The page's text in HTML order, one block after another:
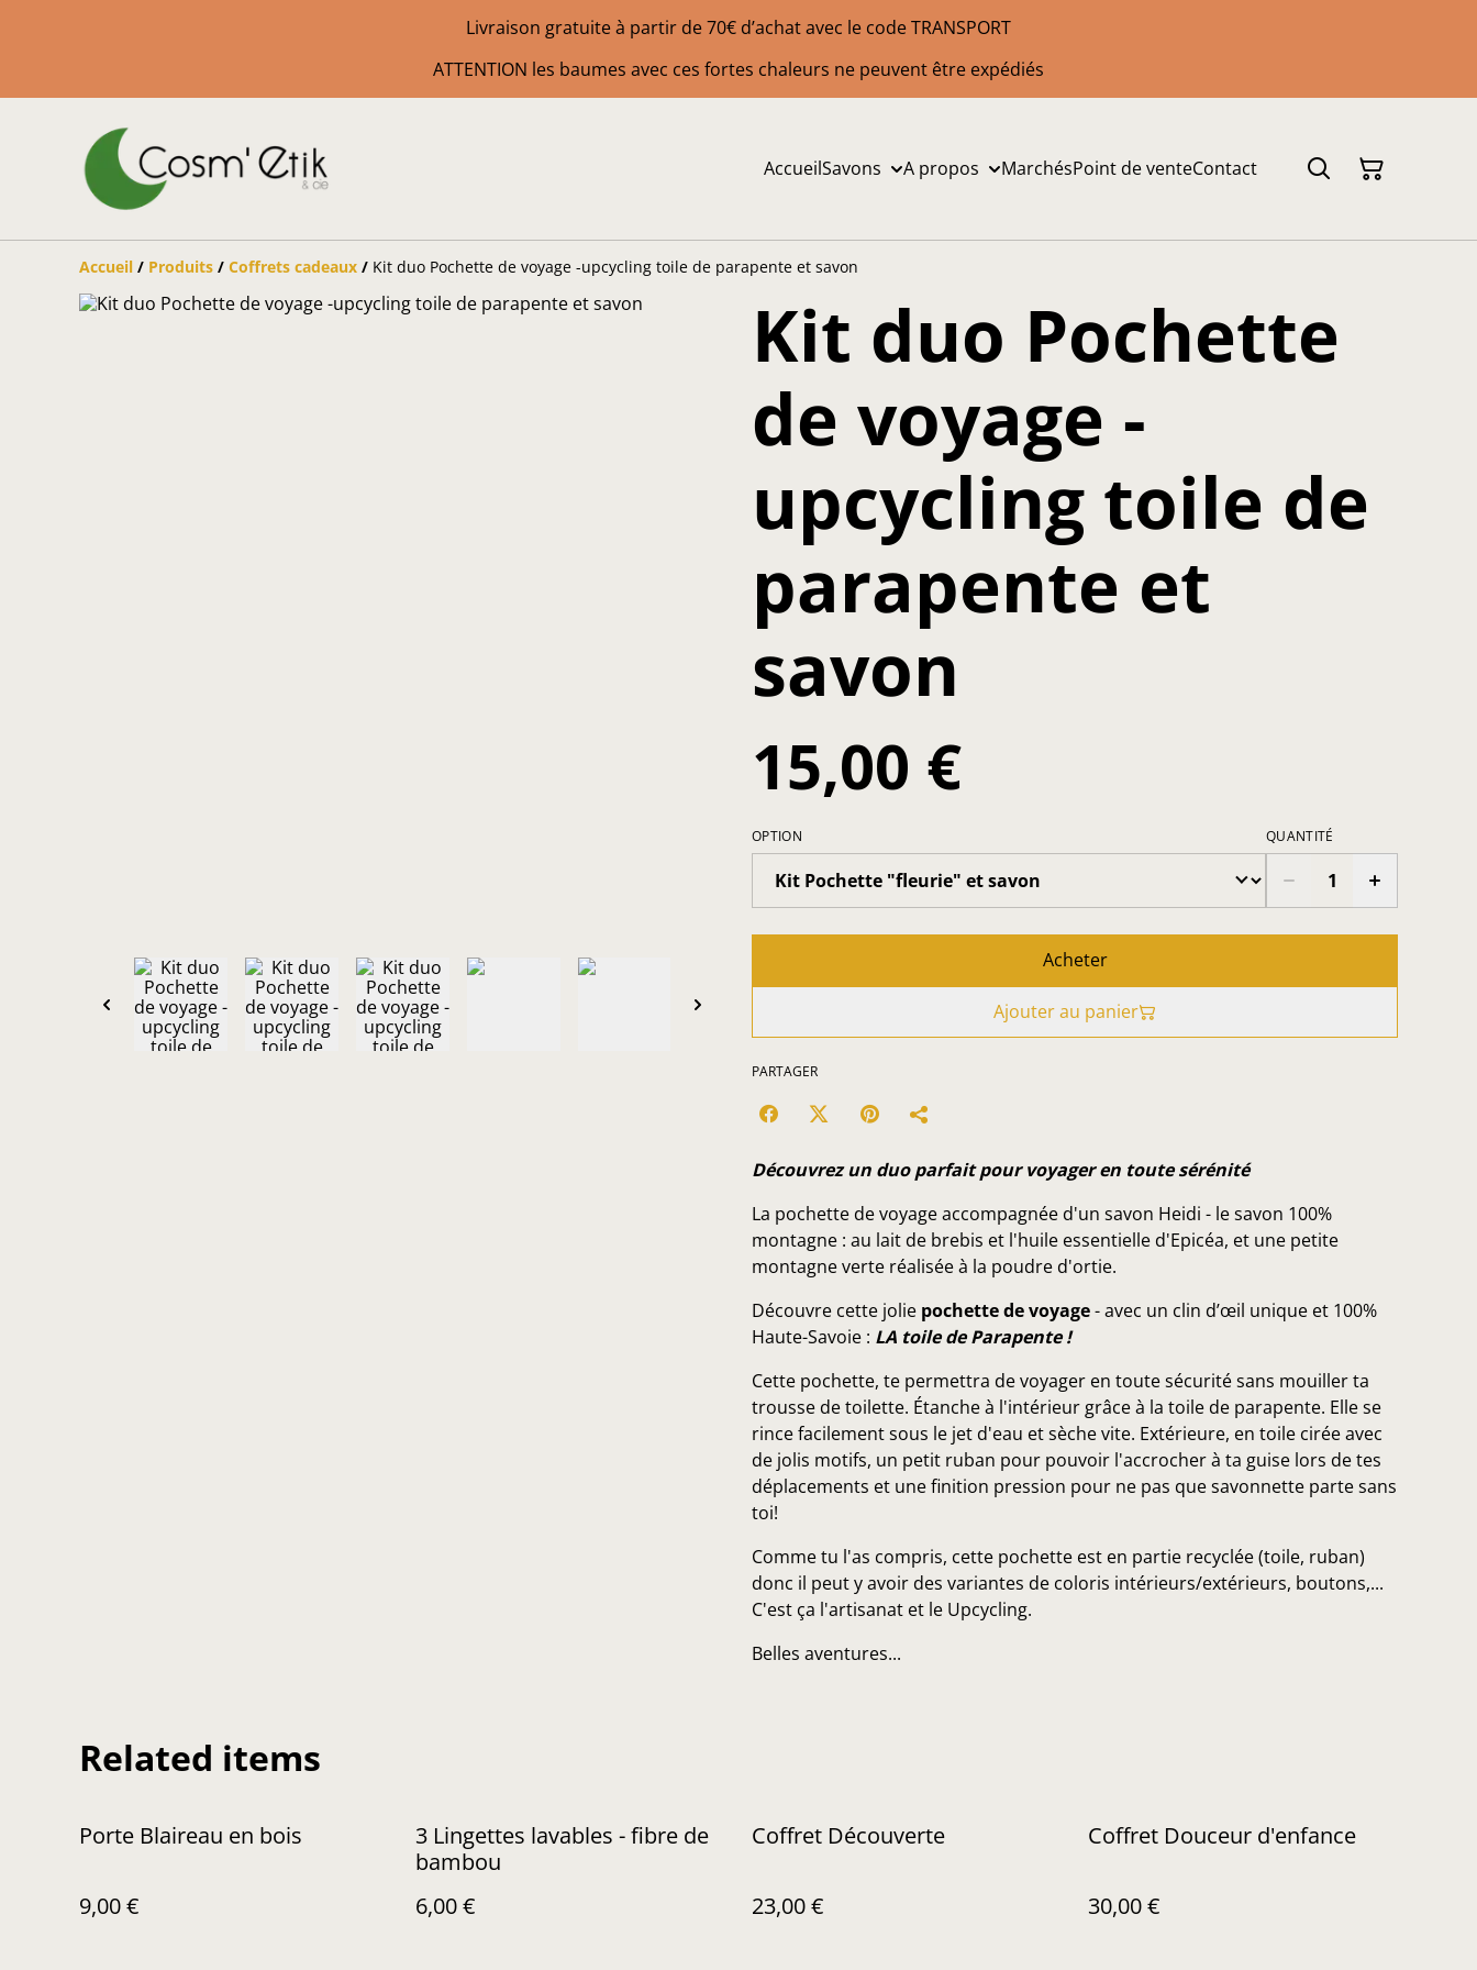
Livraison gratuite à partir de 70€ d’achat avec le code TRANSPORT
ATTENTION les baumes avec ces fortes chaleurs ne peuvent être expédiés
AccueilSavons A propos MarchésPoint de venteContact
Accueil / Produits / Coffrets cadeaux / Kit duo Pochette de voyage -upcycling toile de parapente et savon
Kit duo Pochette
de voyage -
upcycling toile de
parapente et
savon
15,00 €
OPTION QUANTITÉ
Acheter
Ajouter au panier
PARTAGER
Découvrez un duo parfait pour voyager en toute sérénité
La pochette de voyage accompagnée d'un savon Heidi - le savon 100%
montagne : au lait de brebis et l'huile essentielle d'Epicéa, et une petite
montagne verte réalisée à la poudre d'ortie.
Découvre cette jolie pochette de voyage- avec un clin d’œil unique et 100%
Haute-Savoie : LA toile de Parapente !
Cette pochette, te permettra de voyager en toute sécurité sans mouiller ta
trousse de toilette. Étanche à l'intérieur grâce à la toile de parapente. Elle se
rince facilement sous le jet d'eau et sèche vite. Extérieure, en toile cirée avec
de jolis motifs, un petit ruban pour pouvoir l'accrocher à ta guise lors de tes
déplacements et une finition pression pour ne pas que savonnette parte sans
toi!
Comme tu l'as compris, cette pochette est en partie recyclée (toile, ruban)
donc il peut y avoir des variantes de coloris intérieurs/extérieurs, boutons,...
C'est ça l'artisanat et le Upcycling.
Belles aventures...
Related items
Porte Blaireau en bois
9,00 €
3 Lingettes lavables - fibre de
bambou
6,00 €
Coffret Découverte
23,00 €
Coffret Douceur d'enfance
30,00 €